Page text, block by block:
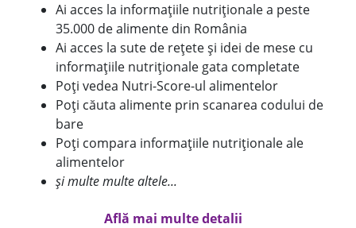
Ai acces la informațiile nutriționale a peste
35.000 de alimente din România
Ai acces la sute de rețete și idei de mese cu
informațiile nutriționale gata completate
Poți vedea Nutri-Score-ul alimentelor
Poți căuta alimente prin scanarea codului de
bare
Poți compara informațiile nutriționale ale
alimentelor
și multe multe altele...
Află mai multe detalii